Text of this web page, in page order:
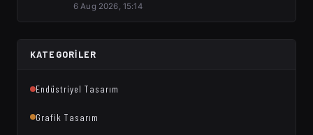
6 Aug 2026, 15:14
KATEGORILER
Endüstriyel Tasarım
Grafik Tasarım